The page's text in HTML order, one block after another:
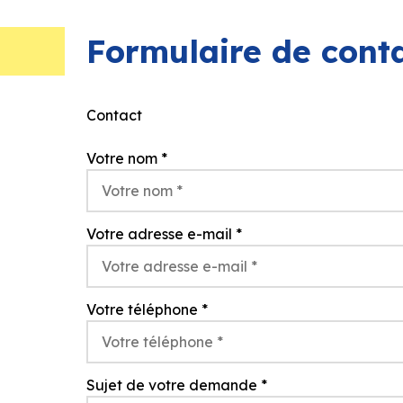
Formulaire de
Contact
Votre nom *
Votre adresse e-mail *
Votre téléphone *
Sujet de votre demande *